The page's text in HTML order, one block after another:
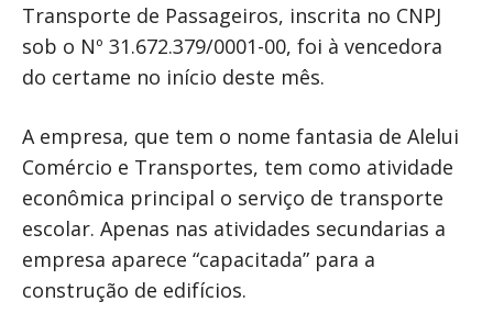
Transporte de Passageiros, inscrita no CNPJ
sob o Nº 31.672.379/0001-00, foi à vencedora
do certame no início deste mês.
A empresa, que tem o nome fantasia de Alelui
Comércio e Transportes, tem como atividade
econômica principal o serviço de transporte
escolar. Apenas nas atividades secundarias a
empresa aparece “capacitada” para a
construção de edifícios.